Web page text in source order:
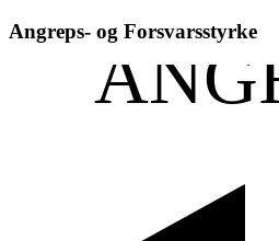
Angreps- og Forsvarsstyrke